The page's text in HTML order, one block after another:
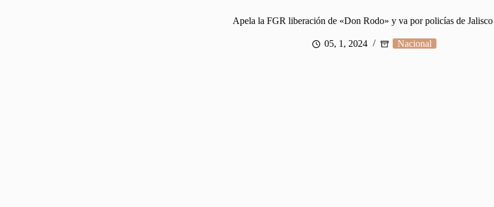
Apela la FGR liberación de «Don Rodo» y va por policías de Jalisco
05, 1, 2024 Nacional